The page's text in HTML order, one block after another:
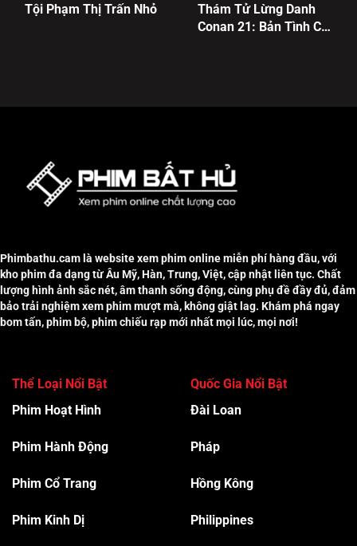
Tội Phạm Thị Trấn Nhỏ
Thám Tử Lừng Danh
Conan 21: Bản Tình Ca
Phimbathu.cam là website xem phim online miễn phí hàng đầu, với
kho phim đa dạng từ Âu Mỹ, Hàn, Trung, Việt, cập nhật liên tục. Chất
lượng hình ảnh sắc nét, âm thanh sống động, cùng phụ đề đầy đủ, đảm
bảo trải nghiệm xem phim mượt mà, không giật lag. Khám phá ngay
bom tấn, phim bộ, phim chiếu rạp mới nhất mọi lúc, mọi nơi!
Thể Loại Nổi Bật
Phim Hoạt Hình
Phim Hành Động
Phim Cổ Trang
Phim Kinh Dị
Quốc Gia Nổi Bật
Đài Loan
Pháp
Hồng Kông
Philippines